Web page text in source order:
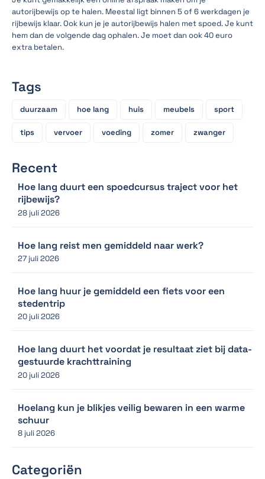
autorijbewijs op te halen. Meestal ligt binnen 5 of 6 werkdagen je
rijbewijs klaar. Ook kun je je autorijbewijs halen met spoed. Je kunt
hem dan de volgende dag ophalen. Je moet dan ook 40 euro
extra betalen.
Tags
duurzaam hoe lang huis meubels sport
tips vervoer voeding zomer zwanger
Recent
Hoe lang duurt een spoedcursus traject voor het
rijbewijs?
28 juli 2026
Hoe lang reist men gemiddeld naar werk?
27 juli 2026
Hoe lang huur je gemiddeld een fiets voor een
stedentrip
20 juli 2026
Hoe lang duurt het voordat je resultaat ziet bij data-
gestuurde krachttraining
20 juli 2026
Hoelang kun je blikjes veilig bewaren in een warme
schuur
8 juli 2026
Categoriën